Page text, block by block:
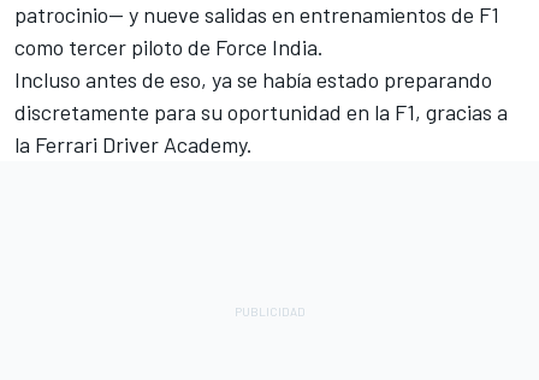
patrocinio— y nueve salidas en entrenamientos de F1
como tercer piloto de Force India.
Incluso antes de eso, ya se había estado preparando
discretamente para su oportunidad en la F1, gracias a
la Ferrari Driver Academy.